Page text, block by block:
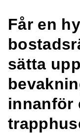
Får en
sätta upp
innanför